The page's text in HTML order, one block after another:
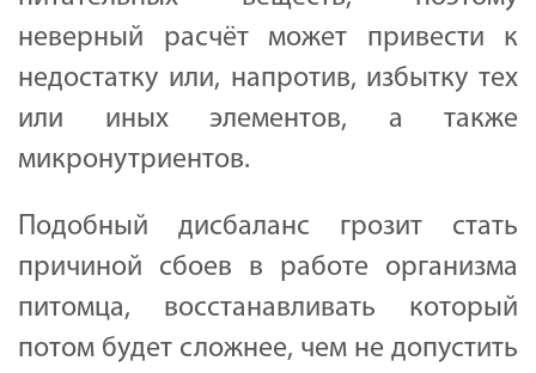
неверный расчёт может привести к
недостатку или, напротив, избытку тех
или иных элементов, а также
микронутриентов.
Подобный дисбаланс грозит стать
причиной сбоев в работе организма
питомца, восстанавливать который
потом будет сложнее, чем не допустить